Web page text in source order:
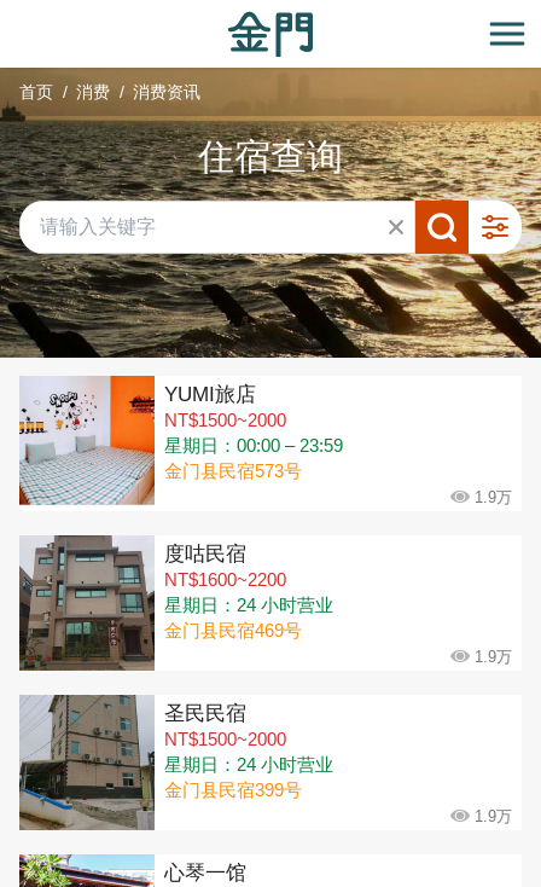
主
要
内
容
区
块
开
首页 消费 消费资讯
住宿查询
共有 315 间店家
YUMI旅店
NT$1500~2000
星期日：00:00 – 23:59
金门县民宿573号
1.9万
度咕民宿
NT$1600~2200
星期日：24 小时营业
金门县民宿469号
1.9万
圣民民宿
NT$1500~2000
星期日：24 小时营业
金门县民宿399号
1.9万
心琴一馆